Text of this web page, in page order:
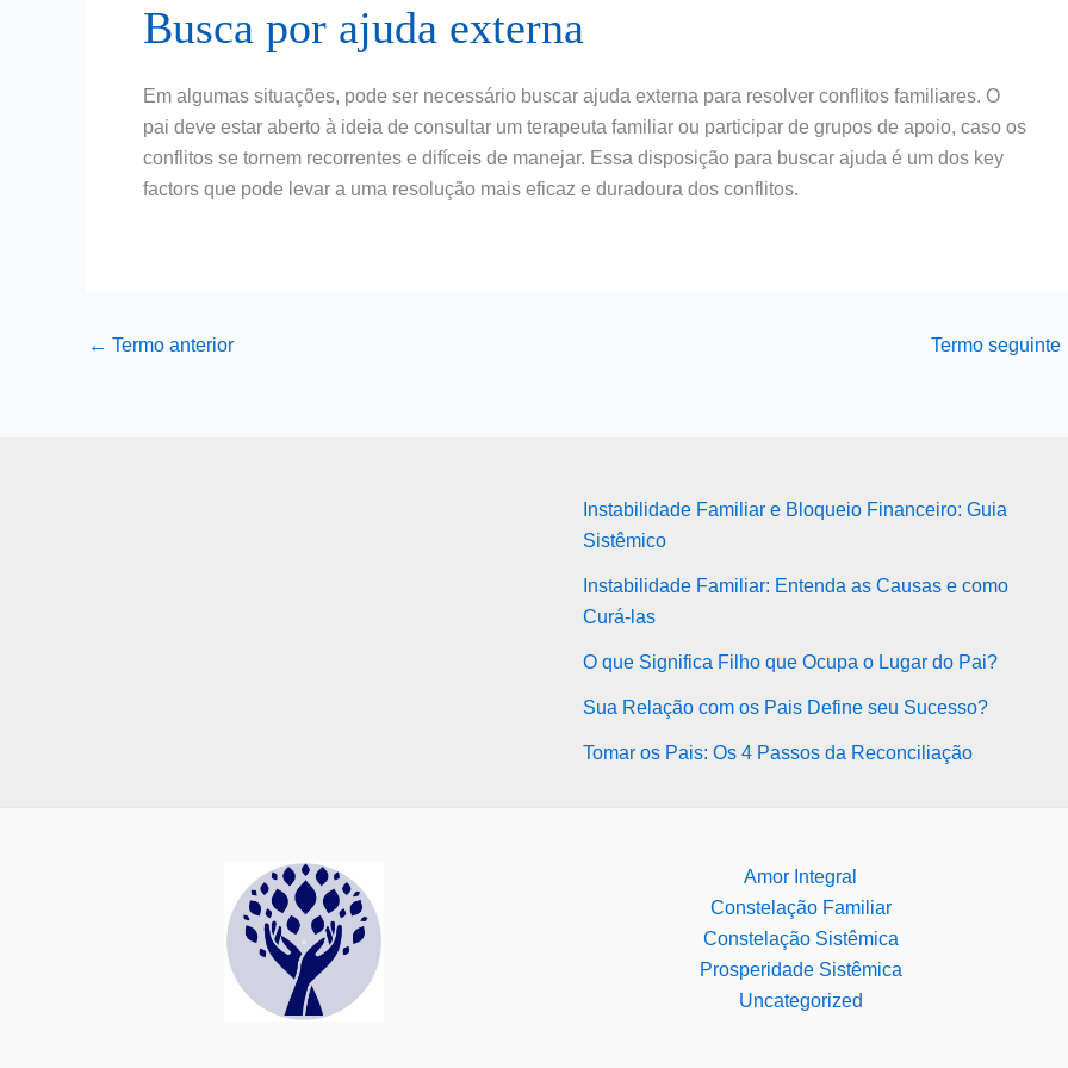
Busca por ajuda externa
Em algumas situações, pode ser necessário buscar ajuda externa para resolver conflitos familiares. O
pai deve estar aberto à ideia de consultar um terapeuta familiar ou participar de grupos de apoio, caso os
conflitos se tornem recorrentes e difíceis de manejar. Essa disposição para buscar ajuda é um dos key
factors que pode levar a uma resolução mais eficaz e duradoura dos conflitos.
← Termo anterior Termo seguinte
Instabilidade Familiar e Bloqueio Financeiro: Guia
Sistêmico
Instabilidade Familiar: Entenda as Causas e como
Curá-las
O que Significa Filho que Ocupa o Lugar do Pai?
Sua Relação com os Pais Define seu Sucesso?
Tomar os Pais: Os 4 Passos da Reconciliação
Amor Integral
Constelação Familiar
Constelação Sistêmica
Prosperidade Sistêmica
Uncategorized